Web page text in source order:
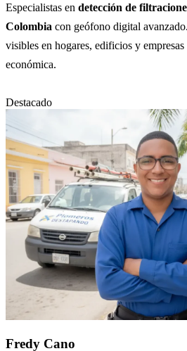
Especialistas en detección de
Colombia con geófono digital
visibles en hogares, edificios y
económica.
Destacado
Fredy Cano